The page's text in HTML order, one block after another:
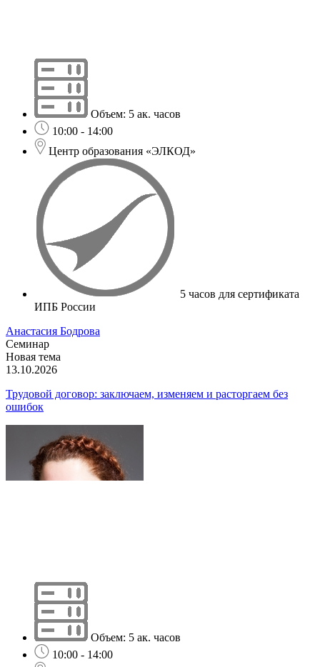
Объем: 5 ак. часов
10:00 - 14:00
Центр образования «ЭЛКОД»
5 часов для сертификата
ИПБ России
Анастасия Бодрова
Семинар
Новая тема
13.10.2026
Трудовой договор: заключаем, изменяем и расторгаем без
ошибок
Объем: 5 ак. часов
10:00 - 14:00